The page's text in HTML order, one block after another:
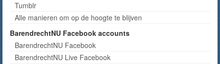
Tumblr
Alle manieren om op de hoogte te blijven
BarendrechtNU Facebook accounts
BarendrechtNU Facebook
BarendrechtNU Live Facebook